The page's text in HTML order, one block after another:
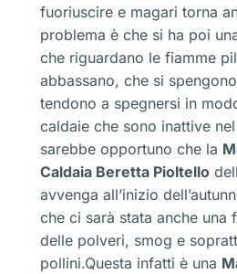
fuoriuscire e magari torna
problema è che si ha poi
che riguardano le fiamme
abbassano, che si
tendono a spegnersi in
caldaie che sono inattive
sarebbe opportuno che la
Caldaia Beretta Pioltello
avvenga all’inizio
che ci sarà stata anche una
delle polveri, smog e
pollini.Questa infatti è una